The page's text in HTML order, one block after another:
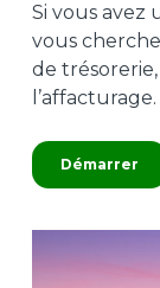
Si vous avez
vous
de
l’affacturage.
Démarrer